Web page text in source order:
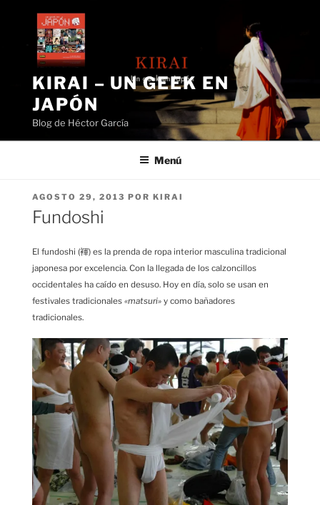
contenido
KIRAI – UN GEEK EN
JAPÓN
Blog de Héctor García
Menú
PUBLICADO
EL
AGOSTO 29, 2013 POR KIRAI
Fundoshi
El fundoshi (褌) es la prenda de ropa interior masculina tradicional
japonesa por excelencia. Con la llegada de los calzoncillos
occidentales ha caído en desuso. Hoy en día, solo se usan en
festivales tradicionales «matsuri» y como bañadores
tradicionales.